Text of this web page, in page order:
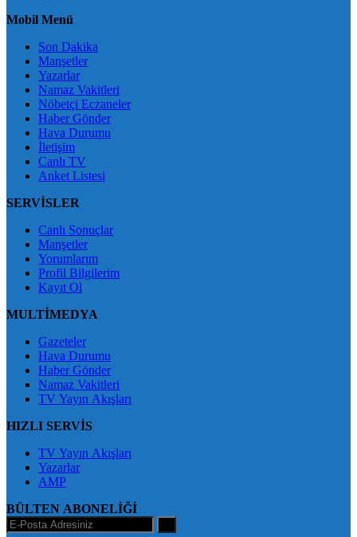
Mobil Menü
Son Dakika
Manşetler
Yazarlar
Namaz Vakitleri
Nöbetçi Eczaneler
Haber Gönder
Hava Durumu
İletişim
Canlı TV
Anket Listesi
SERVİSLER
Canlı Sonuçlar
Manşetler
Yorumlarım
Profil Bilgilerim
Kayıt Ol
MULTİMEDYA
Gazeteler
Hava Durumu
Haber Gönder
Namaz Vakitleri
TV Yayın Akışları
HIZLI SERVİS
TV Yayın Akışları
Yazarlar
AMP
BÜLTEN ABONELİĞİ